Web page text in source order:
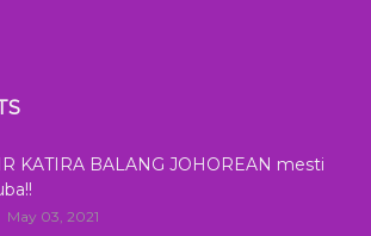
KATIRA BALANG JOHOREAN mesti
May 03, 2021